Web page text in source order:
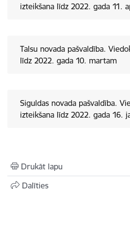
izteikšana līdz 2022. gada 11.
Talsu novada pašvaldība.
līdz 2022. gada 10. martam
Siguldas novada pašvaldība.
izteikšana līdz 2022. gada 16.
Drukāt lapu
Dalīties